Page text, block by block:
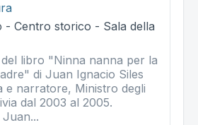
- Centro storico - Sala della
libro "Ninna nanna per la
di Juan Ignacio Siles
e narratore, Ministro degli
dal 2003 al 2005.